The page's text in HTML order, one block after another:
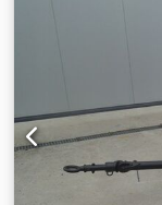
PLN Pris inkl.
video som visar